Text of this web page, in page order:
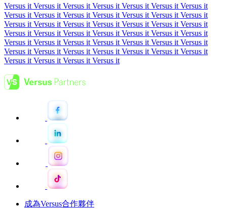
Versus it Versus it Versus it Versus it Versus it Versus it Versus it
Versus it Versus it Versus it Versus it Versus it Versus it Versus it
Versus it Versus it Versus it Versus it Versus it Versus it Versus it
Versus it Versus it Versus it Versus it Versus it Versus it Versus it
Versus it Versus it Versus it Versus it Versus it Versus it Versus it
Versus it Versus it Versus it Versus it Versus it Versus it Versus it
Versus it Versus it Versus it Versus it
成為Versus合作夥伴